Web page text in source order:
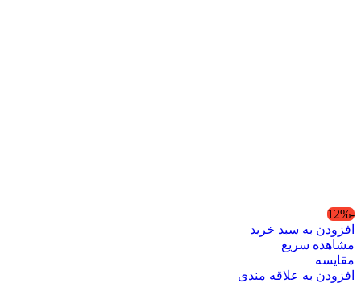
-12%
افزودن به سبد خرید
مشاهده سریع
مقایسه
افزودن به علاقه مندی